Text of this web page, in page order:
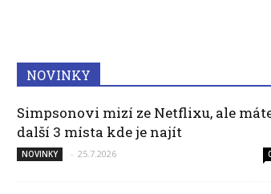
NOVINKY
Simpsonovi mizí ze Netflixu, ale
další 3 místa kde je najít
NOVINKY - 25.7.2026